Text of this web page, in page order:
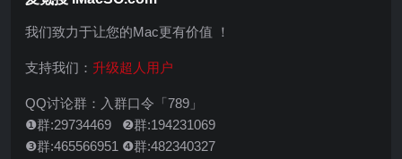
我们致力于让您的Mac更有价值 ！
支持我们： 升级超人用户
QQ讨论群：入群口令「789」
❶群:29734469 ❷群:194231069
❸群:465566951 ❹群:482340327